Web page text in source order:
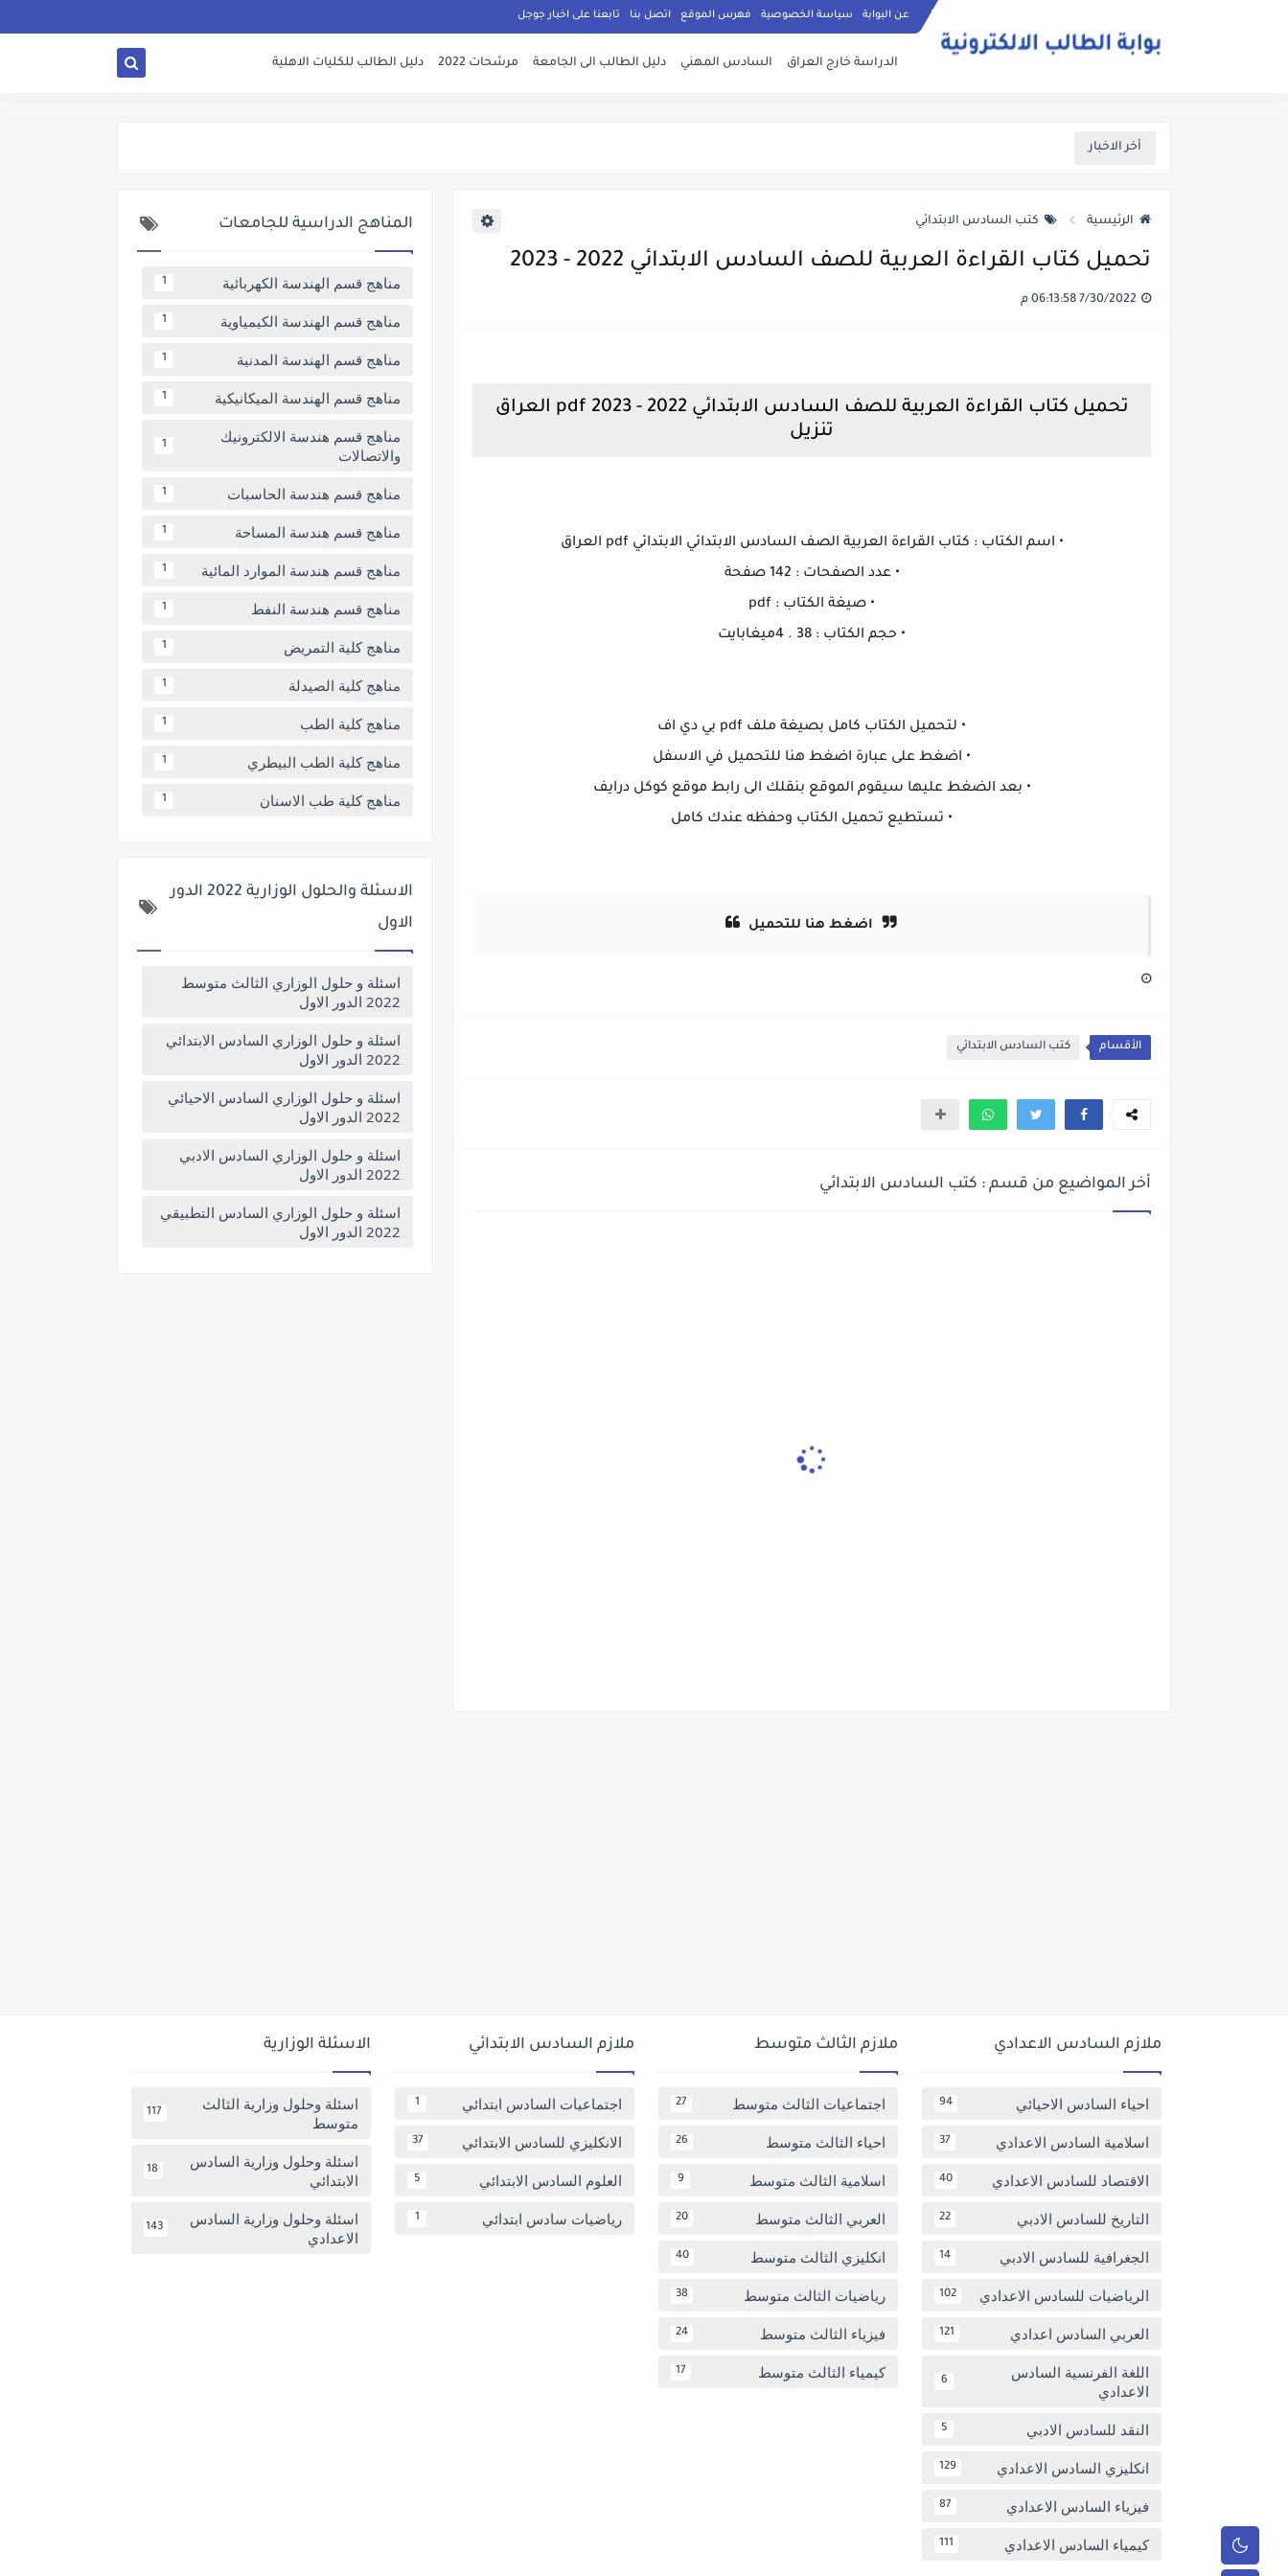
عن البوابة سياسة الخصوصية فهرس الموقع اتصل بنا تابعنا على اخبار جوجل
الدراسة خارج العراق السادس المهني دليل الطالب الى الجامعة مرشحات 2022 دليل الطالب للكليات الاهلية
أخر الاخبار
الرئيسية كتب السادس الابتدائي
تحميل كتاب القراءة العربية للصف السادس الابتدائي 2022 - 2023
تحميل كتاب القراءة العربية للصف السادس الابتدائي 2022 - 2023 pdf العراق
تنزيل
• اسم الكتاب : كتاب القراءة العربية الصف السادس الابتدائي الابتدائي pdf العراق
• عدد الصفحات : 142 صفحة
• صيغة الكتاب : pdf
• حجم الكتاب : ‏‏38 . 4ميغابايت
• لتحميل الكتاب كامل بصيغة ملف pdf بي دي اف
• اضغط على عبارة اضغط هنا للتحميل في الاسفل
• بعد الضغط عليها سيقوم الموقع بنقلك الى رابط موقع كوكل درايف
• تستطيع تحميل الكتاب وحفظه عندك كامل
اضغط هنا للتحميل
الأقسام كتب السادس الابتدائي
أخر المواضيع من قسم : كتب السادس الابتدائي
المناهج الدراسية للجامعات
مناهج قسم الهندسة الكهربائية 1
مناهج قسم الهندسة الكيمياوية 1
مناهج قسم الهندسة المدنية 1
مناهج قسم الهندسة الميكانيكية 1
مناهج قسم هندسة الالكترونيك
والاتصالات
1
مناهج قسم هندسة الحاسبات 1
مناهج قسم هندسة المساحة 1
مناهج قسم هندسة الموارد المائية 1
مناهج قسم هندسة النفط 1
مناهج كلية التمريض 1
مناهج كلية الصيدلة 1
مناهج كلية الطب 1
مناهج كلية الطب البيطري 1
مناهج كلية طب الاسنان 1
الاسئلة والحلول الوزارية 2022 الدور
الاول
اسئلة و حلول الوزاري الثالث متوسط
2022 الدور الاول
اسئلة و حلول الوزاري السادس الابتدائي
2022 الدور الاول
اسئلة و حلول الوزاري السادس الاحيائي
2022 الدور الاول
اسئلة و حلول الوزاري السادس الادبي
2022 الدور الاول
اسئلة و حلول الوزاري السادس التطبيقي
2022 الدور الاول
ملازم السادس الاعدادي
احياء السادس الاحيائي 94
اسلامية السادس الاعدادي 37
الاقتصاد للسادس الاعدادي 40
التاريخ للسادس الادبي 22
الجغرافية للسادس الادبي 14
الرياضيات للسادس الاعدادي 102
العربي السادس اعدادي 121
اللغة الفرنسية السادس
الاعدادي
6
النقد للسادس الادبي 5
انكليزي السادس الاعدادي 129
فيزياء السادس الاعدادي 87
كيمياء السادس الاعدادي 111
ملازم الثالث متوسط
اجتماعيات الثالث متوسط 27
احياء الثالث متوسط 26
اسلامية الثالث متوسط 9
العربي الثالث متوسط 20
انكليزي الثالث متوسط 40
رياضيات الثالث متوسط 38
فيزياء الثالث متوسط 24
كيمياء الثالث متوسط 17
ملازم السادس الابتدائي
اجتماعيات السادس ابتدائي 1
الانكليزي للسادس الابتدائي 37
العلوم السادس الابتدائي 5
رياضيات سادس ابتدائي 1
الاسئلة الوزارية
اسئلة وحلول وزارية الثالث
متوسط
117
اسئلة وحلول وزارية السادس
الابتدائي
18
اسئلة وحلول وزارية السادس
الاعدادي
143